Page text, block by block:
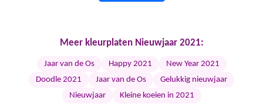
Meer kleurplaten Nieuwjaar 2021:
Jaar van de Os Happy 2021
New Year 2021
Doodle 2021
Jaar van de Os
Gelukkig nieuwjaar
Nieuwjaar
Kleine koeien in 2021